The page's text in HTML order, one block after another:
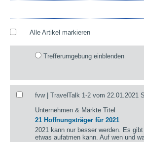
Alle Artikel markieren
Trefferumgebung einblenden
fvw | TravelTalk 1-2 vom 22.01.2021
Unternehmen & Märkte Titel
21 Hoffnungsträger für 2021
2021 kann nur besser werden. Es
etwas aufatmen kann. Auf wen und